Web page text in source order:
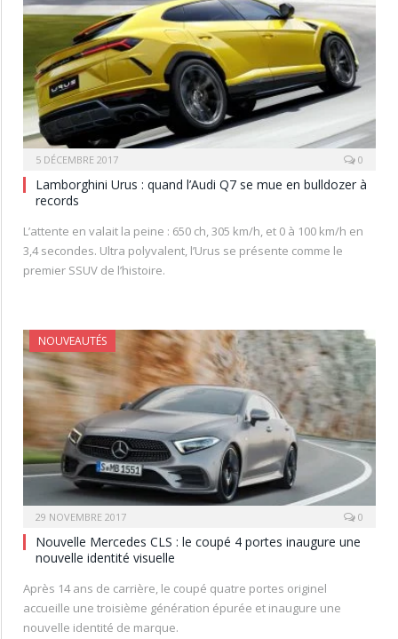
5 DÉCEMBRE 2017 0
Lamborghini Urus : quand l’Audi Q7 se mue en bulldozer à
records
L’attente en valait la peine : 650 ch, 305 km/h, et 0 à 100 km/h en
3,4 secondes. Ultra polyvalent, l’Urus se présente comme le
premier SSUV de l’histoire.
NOUVEAUTÉS
29 NOVEMBRE 2017 0
Nouvelle Mercedes CLS : le coupé 4 portes inaugure une
nouvelle identité visuelle
Après 14 ans de carrière, le coupé quatre portes originel
accueille une troisième génération épurée et inaugure une
nouvelle identité de marque.